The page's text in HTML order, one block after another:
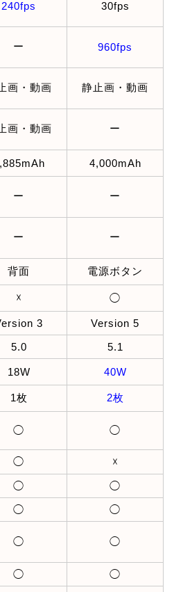
240fps 30fps
ー 960fps
画・動画 静止画・動画
画・動画 ー
4,000mAh
ー ー
ー ー
背面 電源ボタン
☓ ◯
3
Version 5
5.0 5.1
18W 40W
1枚 2枚
◯ ◯
◯ ☓
◯
◯
◯ ◯
◯ ◯
◯ ◯